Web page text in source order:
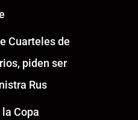
Cuarteles de
piden ser
Rus
Copa